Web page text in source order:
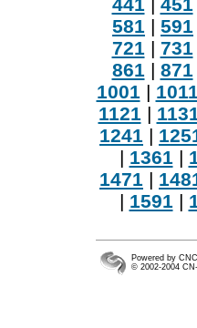
581 | 591
721| 731
861| 871
1001|
1121|
1241 |
| 1361|
1471 |
| 1591|
Powered by
© 2002-2004